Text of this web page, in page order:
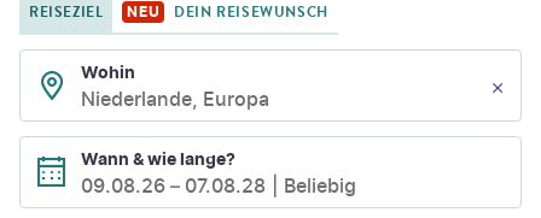
REISEZIEL NEU DEIN REISEWUNSCH
Wohin
Niederlande, Europa
Wann & wie lange?
09.08.26 – 07.08.28 Beliebig